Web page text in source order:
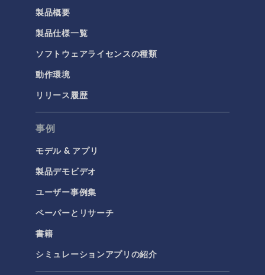
製品概要
製品仕様一覧
ソフトウェアライセンスの種類
動作環境
リリース履歴
事例
モデル & アプリ
製品デモビデオ
ユーザー事例集
ペーパーとリサーチ
書籍
シミュレーションアプリの紹介